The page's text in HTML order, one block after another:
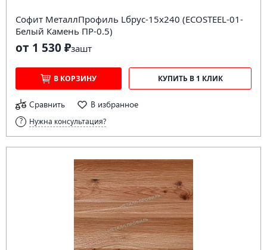
Софит МеталлПрофиль Lбрус-15х240 (ECOSTEEL-01-
Белый Камень ПР-0.5)
от 1 530 ₽зашт
В КОРЗИНУ КУПИТЬ В 1 КЛИК
Сравнить В избранное
Нужна консультация?